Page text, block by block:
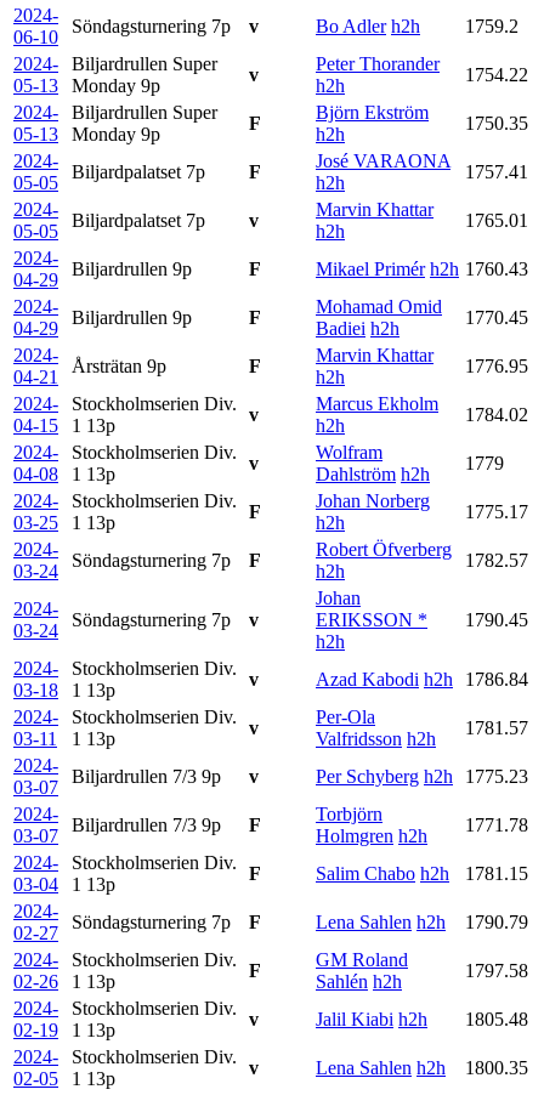
2024-
06-10
Söndagsturnering 7p v Bo Adler h2h
1759.2
2024-
05-13
Biljardrullen Super
Monday 9p
v
Peter Thorander
h2h
1754.22
2024-
05-13
Biljardrullen Super
Monday 9p
F
Björn Ekström
h2h
1750.35
2024-
05-05
Biljardpalatset 7p F
José VARAONA
h2h
1757.41
2024-
05-05
Biljardpalatset 7p v
Marvin Khattar
h2h
1765.01
2024-
04-29
Biljardrullen 9p F Mikael Primér h2h 1760.43
2024-
04-29
Biljardrullen 9p F
Mohamad Omid
Badiei h2h
1770.45
2024-
04-21
Årsträtan 9p F
Marvin Khattar
h2h
1776.95
2024-
04-15
Stockholmserien Div.
1 13p
v
Marcus Ekholm
h2h
1784.02
2024-
04-08
Stockholmserien Div.
1 13p
v
Wolfram
Dahlström h2h
1779
2024-
03-25
Stockholmserien Div.
1 13p
F
Johan Norberg
h2h
1775.17
2024-
03-24
Söndagsturnering 7p F
Robert Öfverberg
h2h
1782.57
2024-
03-24
Söndagsturnering 7p v
Johan
ERIKSSON *
h2h
1790.45
2024-
03-18
Stockholmserien Div.
1 13p
v Azad Kabodi h2h
1786.84
2024-
03-11
Stockholmserien Div.
1 13p
v
Per-Ola
Valfridsson h2h
1781.57
2024-
03-07
Biljardrullen 7/3 9p v Per Schyberg h2h
1775.23
2024-
03-07
Biljardrullen 7/3 9p F
Torbjörn
Holmgren h2h
1771.78
2024-
03-04
Stockholmserien Div.
1 13p
F Salim Chabo h2h
1781.15
2024-
02-27
Söndagsturnering 7p F Lena Sahlen h2h
1790.79
2024-
02-26
Stockholmserien Div.
1 13p
F
GM Roland
Sahlén h2h
1797.58
2024-
02-19
Stockholmserien Div.
1 13p
v Jalil Kiabi h2h
1805.48
2024-
02-05
Stockholmserien Div.
1 13p
v Lena Sahlen h2h
1800.35